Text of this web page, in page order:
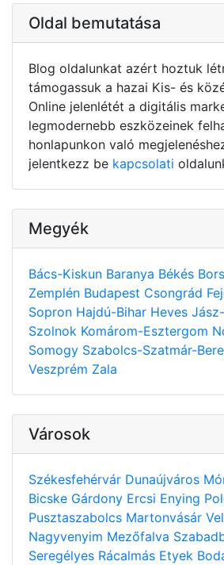
Oldal bemutatása
Blog oldalunkat azért hoztuk
támogassuk a hazai Kis- és
Online jelenlétét a digitális
legmodernebb eszközeinek
honlapunkon való
jelentkezz be kapcsolati
Megyék
Bács-Kiskun Baranya Békés
Zemplén Budapest Csongrád
Sopron Hajdú-Bihar Heves
Szolnok Komárom-Esztergom
Somogy Szabolcs-Szatmár-
Veszprém Zala
Városok
Székesfehérvár Dunaújváros
Bicske Gárdony Ercsi Enying
Pusztaszabolcs Martonvásár
Nagyvenyim Mezőfalva
Seregélyes Rácalmás Etyek